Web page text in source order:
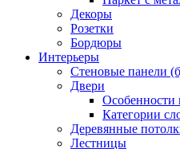
Декоры
Розетки
Бордюры
Интерьеры
Стеновые панели
Двери
Особенности
Категории
Деревянные
Лестницы